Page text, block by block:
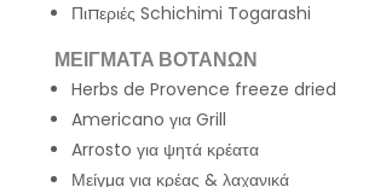
Πιπεριές Schichimi Togarashi
ΜΕΙΓΜΑΤΑ ΒΟΤΑΝΩΝ
Herbs de Provence freeze dried
Americano για Grill
Arrosto για ψητά κρέατα
Μείγμα για κρέας & λαχανικά